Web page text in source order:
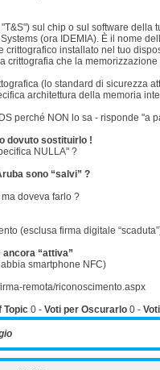
sul chip o sul software della
(ora IDEMIA). È il nome
crittografico installato nel tuo
crittografia che la memorizzazione
(lo standard di sicurezza
architettura della memoria
perché NON lo sa - risponde "a
dovuto sostituirlo !
NULLA" ?
sono “salvi” ?
doveva farlo ?
(esclusa firma digitale
“attiva”
smartphone NFC)
remota/riconoscimento.aspx
Topic 0 - Voti per Oscurarlo 0 -